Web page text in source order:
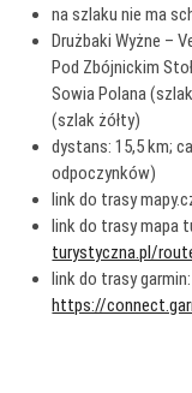
na szlaku nie ma
Drużbaki Wyżne –
Pod Zbójnickim
Sowia Polana
(szlak żółty)
dystans: 15,5 km;
odpoczynków)
link do trasy
link do trasy mapa
turystyczna.pl/
link do trasy garmin:
https://